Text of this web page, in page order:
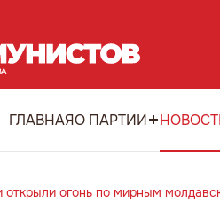
ГЛАВНАЯО ПАРТИИ
открыли огонь по мирным